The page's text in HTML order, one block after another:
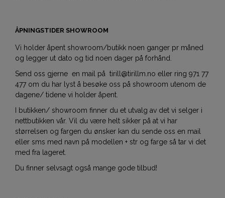
ÅPNINGSTIDER SHOWROOM
Vi holder åpent showroom/butikk noen ganger pr måned
og legger ut dato og tid noen dager på forhånd.
Send oss gjerne en mail på tirill@tirillm.no eller ring 971 77
477 om du har lyst å besøke oss på showroom utenom de
dagene/ tidene vi holder åpent.
I butikken/ showroom finner du et utvalg av det vi selger i
nettbutikken vår. Vil du være helt sikker på at vi har
størrelsen og fargen du ønsker kan du sende oss en mail
eller sms med navn på modellen + str og farge så tar vi det
med fra lageret.
Du finner selvsagt også mange gode tilbud!